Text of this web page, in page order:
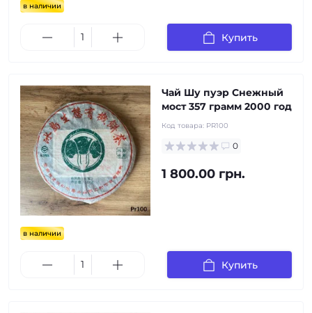
в наличии
Купить
в наличии
Чай Шу пуэр Снежный
мост 357 грамм 2000 год
Код товара: PR100
0
1 800.00 грн.
Купить